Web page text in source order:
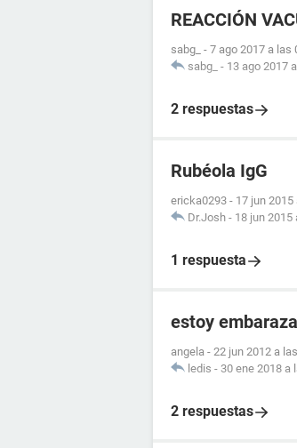
REACCIÓN
sabg_ - 7 ago 2017 a las
sabg_ - 13 ago 2017
2 respuestas
Rubéola IgG
ericka0293 - 17 jun 2015
Dr.Josh - 18 jun 2015
1 respuesta
estoy
angela - 22 jun 2012 a
ledis - 30 ene 2018 a
2 respuestas